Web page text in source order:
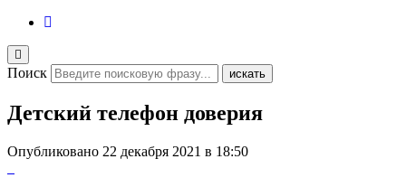
Поиск искать
Детский телефон доверия
Опубликовано 22 декабря 2021 в 18:50